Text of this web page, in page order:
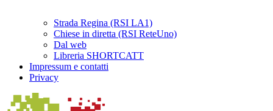
Strada Regina (RSI LA1)
Chiese in diretta (RSI ReteUno)
Dal web
Libreria SHORTCATT
Impressum e contatti
Privacy